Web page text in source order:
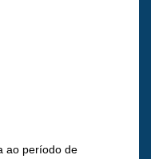
ao período de